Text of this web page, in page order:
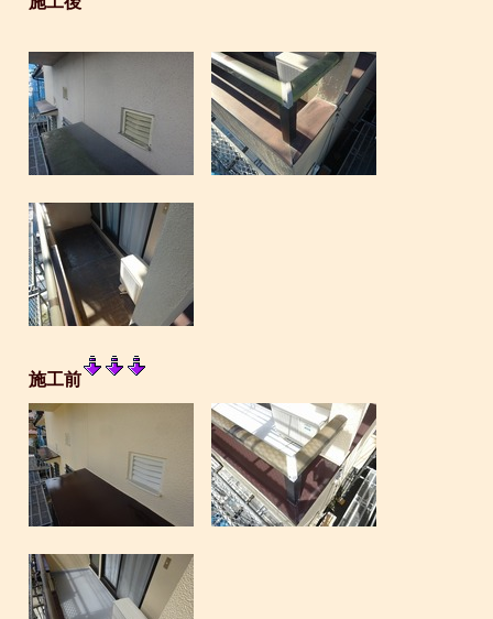
施工前